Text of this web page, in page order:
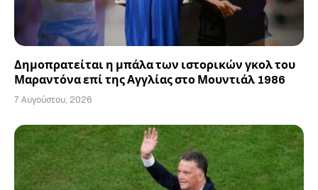
Δημοπρατείται η μπάλα των ιστορικών γκολ του
Μαραντόνα επί της Αγγλίας στο Μουντιάλ 1986
7 Αυγούστου, 2026